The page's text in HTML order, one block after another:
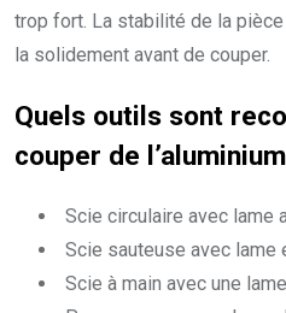
trop fort. La stabilité de la
la solidement avant de couper.
Quels outils sont
couper de
Scie circulaire avec lame
Scie sauteuse avec lame
Scie à main avec une